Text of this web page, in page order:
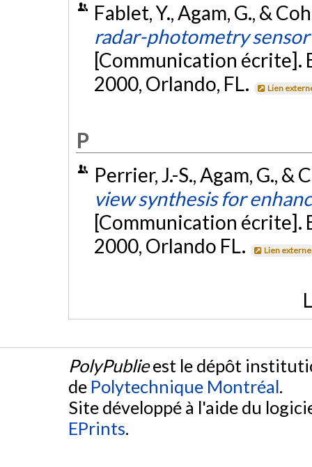
Fablet, Y., Agam, G., &
radar-photometry
[Communication écrite].
2000, Orlando, FL.
Lien
P
Perrier, J.-S., Agam, G., &
view synthesis for
[Communication écrite].
2000, Orlando FL.
Lien externe
PolyPublieest le dépôt
de Polytechnique Montréal.
Site développé à l'aide du
EPrints.